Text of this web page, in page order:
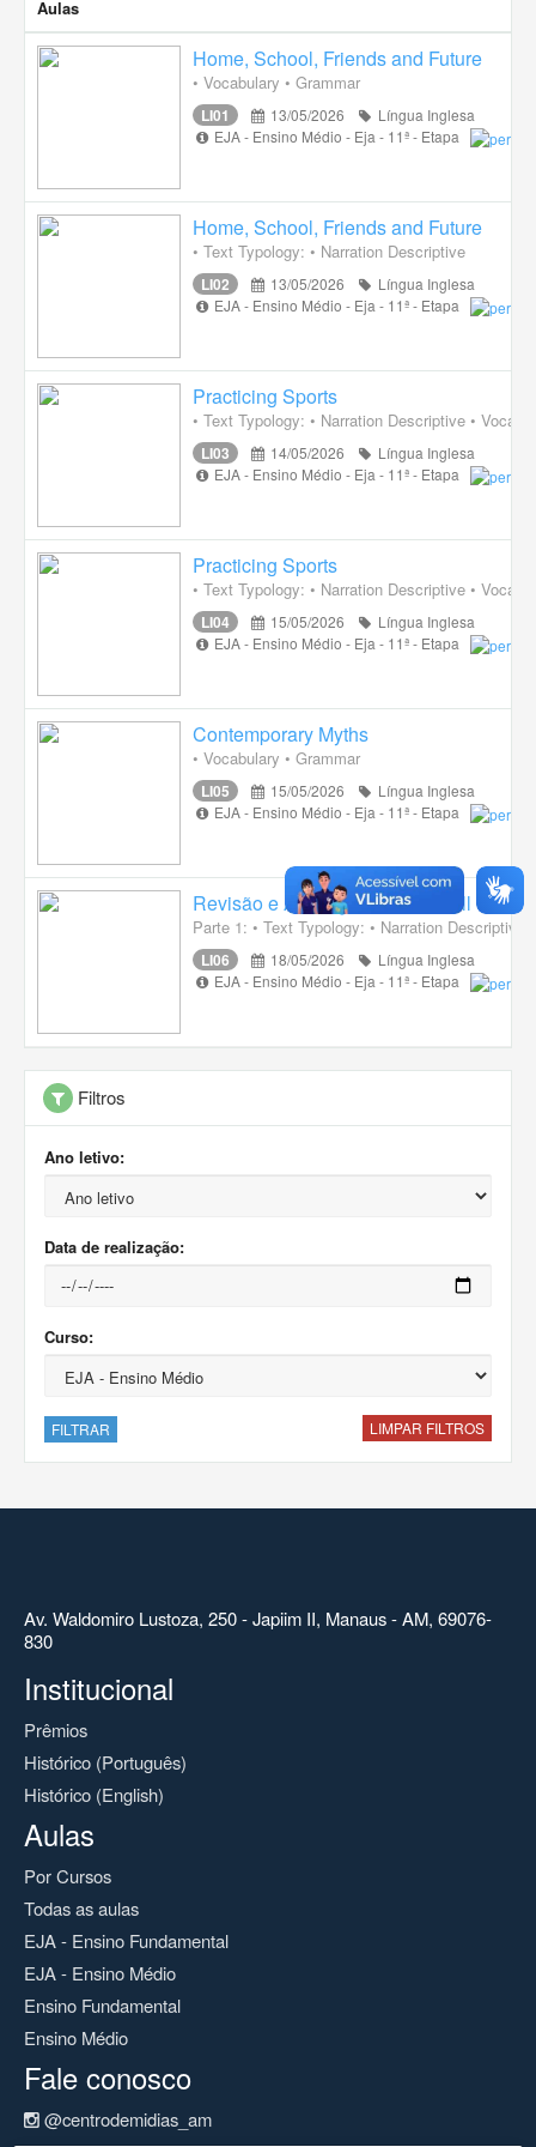
Aulas
Home, School, Friends and Future
• Vocabulary • Grammar
LI01 13/05/2026
Língua Inglesa
EJA - Ensino Médio - Eja - 11ª - Etapa
Home, School, Friends and Future
• Text Typology: • Narration Descriptive
LI02 13/05/2026
Língua Inglesa
EJA - Ensino Médio - Eja - 11ª - Etapa
Practicing Sports
• Text Typology: • Narration Descriptive •
LI03 14/05/2026
Língua Inglesa
EJA - Ensino Médio - Eja - 11ª - Etapa
Practicing Sports
• Text Typology: • Narration Descriptive •
LI04 15/05/2026
Língua Inglesa
EJA - Ensino Médio - Eja - 11ª - Etapa
Contemporary Myths
• Vocabulary • Grammar
LI05 15/05/2026
Língua Inglesa
EJA - Ensino Médio - Eja - 11ª - Etapa
Revisão e Avaliação - Unidade ll
Parte 1: • Text Typology: • Narration
LI06 18/05/2026
Língua Inglesa
EJA - Ensino Médio - Eja - 11ª - Etapa
Filtros
Ano letivo:
Data de realização:
Curso:
FILTRAR LIMPAR FILTROS
Av. Waldomiro Lustoza, 250 - Japiim II, Manaus - AM, 69076-
830
Institucional
Prêmios
Histórico (Português)
Histórico (English)
Aulas
Por Cursos
Todas as aulas
EJA - Ensino Fundamental
EJA - Ensino Médio
Ensino Fundamental
Ensino Médio
Fale conosco
@centrodemidias_am